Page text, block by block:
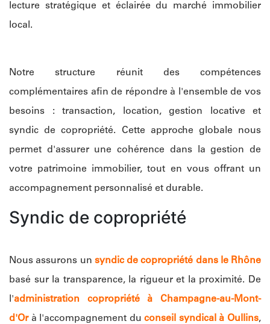
lecture stratégique et éclairée du marché immobilier
local.
Notre structure réunit des compétences
complémentaires afin de répondre à l'ensemble de vos
besoins : transaction, location, gestion locative et
syndic de copropriété. Cette approche globale nous
permet d'assurer une cohérence dans la gestion de
votre patrimoine immobilier, tout en vous offrant un
accompagnement personnalisé et durable.
Syndic de copropriété
Nous assurons un syndic de copropriété dans le Rhône
basé sur la transparence, la rigueur et la proximité. De
l'administration copropriété à Champagne-au-Mont-
d'Orà l'accompagnement duconseil syndical à Oullins,